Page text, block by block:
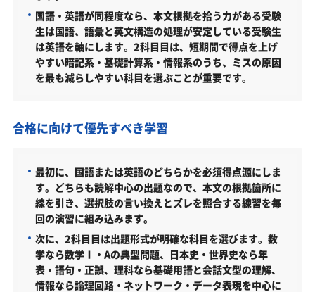
国語・英語が同程度なら、本文根拠を拾う力がある受験
生は国語、語彙と英文構造の処理が安定している受験生
は英語を軸にします。2科目目は、短期間で得点を上げ
やすい暗記系・基礎計算系・情報系のうち、ミスの原因
を最も減らしやすい科目を選ぶことが重要です。
合格に向けて優先すべき学習
最初に、国語または英語のどちらかを必須得点源にしま
す。どちらも読解中心の出題なので、本文の根拠箇所に
線を引き、選択肢の言い換えとズレを照合する練習を毎
回の演習に組み込みます。
次に、2科目目は出題形式が明確な科目を選びます。数
学なら数学Ⅰ・Aの典型問題、日本史・世界史なら年
表・語句・正誤、理科なら基礎用語と会話文型の理解、
情報なら論理回路・ネットワーク・データ表現を中心に